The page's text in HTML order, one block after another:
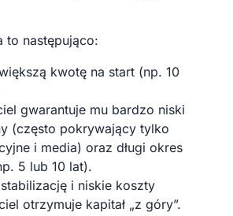
to następująco:
kwotę na start (np. 10
gwarantuje mu bardzo niski
(często pokrywający tylko
i media) oraz długi okres
5 lub 10 lat).
i niskie koszty
otrzymuje kapitał „z góry”.